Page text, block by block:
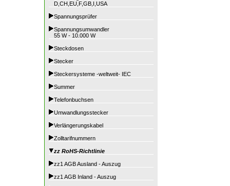
D,CH,EU,F,GB,I,USA
Spannungsprüfer
Spannungsumwandler
55 W - 10.000 W
Steckdosen
Stecker
Steckersysteme -weltweit- IEC
Summer
Telefonbuchsen
Umwandlungsstecker
Verlängerungskabel
Zolltarifnummern
zz RoHS-Richtlinie
zz1 AGB Ausland - Auszug
zz1 AGB Inland - Auszug